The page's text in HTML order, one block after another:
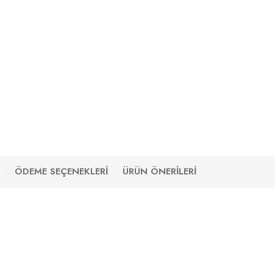
ÖDEME SEÇENEKLERI ÜRÜN ÖNERILERI